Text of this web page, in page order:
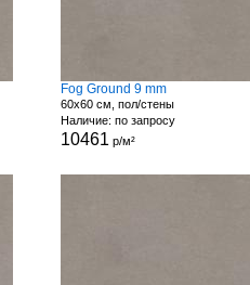
Fog Ground 9 mm
60x60 см, пол/стены
Наличие: по запросу
10461 р/м²